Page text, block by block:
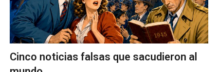
Cinco noticias falsas que sacudieron al